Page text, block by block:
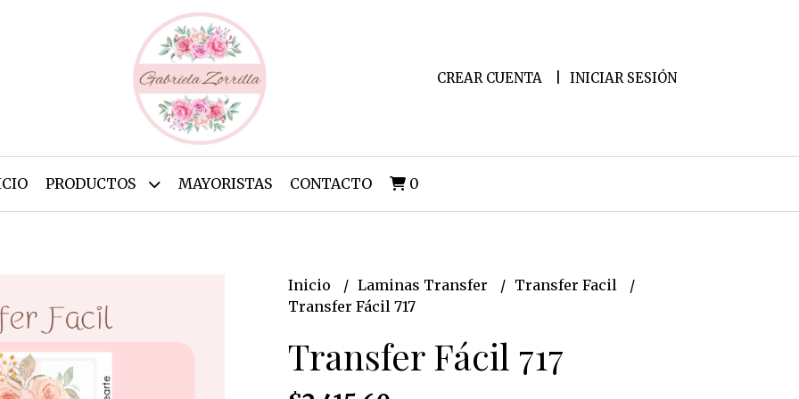
CREAR CUENTA INICIAR SESIÓN
PRODUCTOS MAYORISTAS CONTACTO 0
Inicio Laminas Transfer
Transfer Facil
Transfer Fácil 717
Transfer Fácil 717